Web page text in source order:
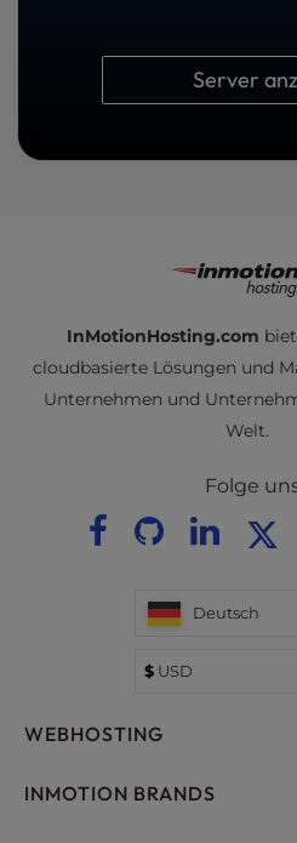
Server
InMotionHosting.com
cloudbasierte Lösungen und
Unternehmen und
Welt.
Folge
Deutsch
$USD
WEBHOSTING
Shared Hosting Lösungen
INMOTION BRANDS